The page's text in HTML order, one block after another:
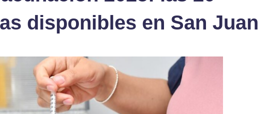
disponibles en San Juan